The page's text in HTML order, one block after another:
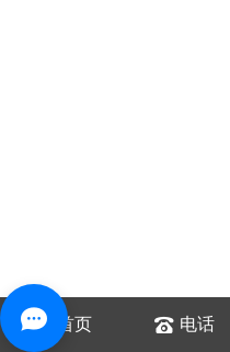
首页 电话